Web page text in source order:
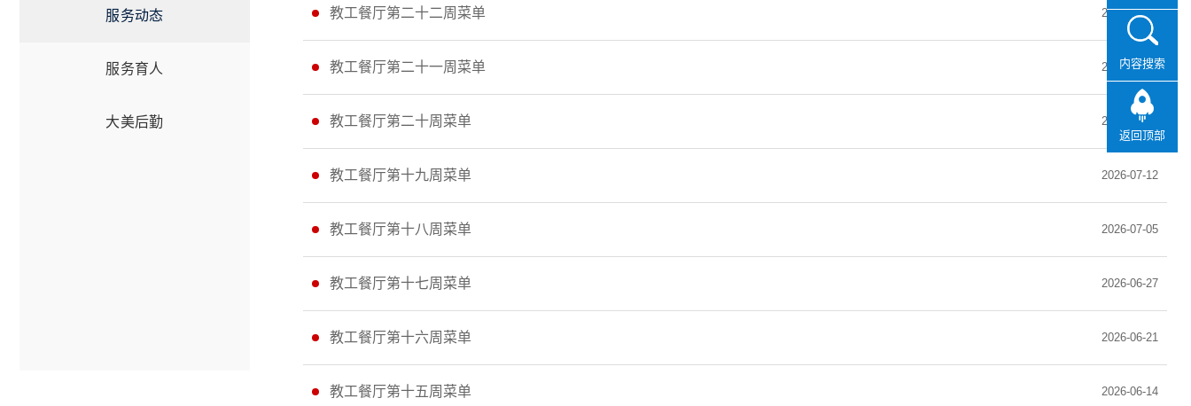
服务动态
服务育人
大美后勤
教工餐厅第二十二周菜单 2026-08-01
教工餐厅第二十一周菜单 2026-07-25
教工餐厅第二十周菜单 2026-07-18
教工餐厅第十九周菜单 2026-07-12
教工餐厅第十八周菜单 2026-07-05
教工餐厅第十七周菜单 2026-06-27
教工餐厅第十六周菜单 2026-06-21
教工餐厅第十五周菜单 2026-06-14
内容搜索
返回顶部